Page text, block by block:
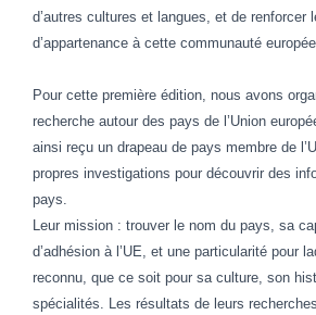
d’autres cultures et langues, et de renforcer
d’appartenance à cette communauté
Pour cette première édition, nous avons
recherche autour des pays de l’Union
ainsi reçu un drapeau de pays membre de
propres investigations pour découvrir des
pays.
Leur mission : trouver le nom du pays, sa
d’adhésion à l’UE, et une particularité pour
reconnu, que ce soit pour sa culture, son
spécialités. Les résultats de leurs